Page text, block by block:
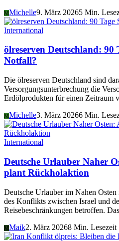
MMichelle9. März 20265 Min.
International
ölreserven Deutschland: 90
Notfall?
Die ölreserven Deutschland sind
Versorgungsunterbrechung die
Erdölprodukten für einen Zeitraum
MMichelle3. März 20266 Min.
International
Deutsche Urlauber Naher
plant Rückholaktion
Deutsche Urlauber im Nahen
des Konflikts zwischen Israel und
Reisebeschränkungen betroffen.
MMaik2. März 20268 Min. Lesezeit